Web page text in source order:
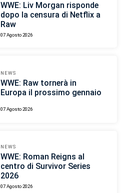
WWE: Liv Morgan risponde
dopo la censura di Netflix a
Raw
07 Agosto 2026
NEWS
WWE: Raw tornerà in
Europa il prossimo gennaio
07 Agosto 2026
NEWS
WWE: Roman Reigns al
centro di Survivor Series
2026
07 Agosto 2026